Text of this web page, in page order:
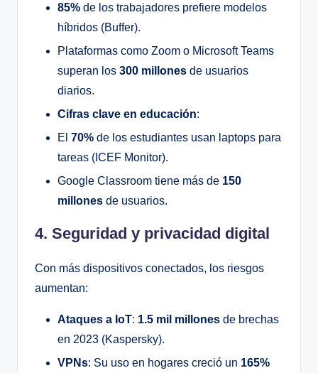
85% de los trabajadores prefiere modelos
híbridos (Buffer).
Plataformas como Zoom o Microsoft Teams
superan los 300 millones de usuarios
diarios.
Cifras clave en educación:
El 70% de los estudiantes usan laptops para
tareas (ICEF Monitor).
Google Classroom tiene más de 150
millones de usuarios.
4. Seguridad y privacidad digital
Con más dispositivos conectados, los riesgos
aumentan:
Ataques a IoT: 1.5 mil millones de brechas
en 2023 (Kaspersky).
VPNs: Su uso en hogares creció un 165%